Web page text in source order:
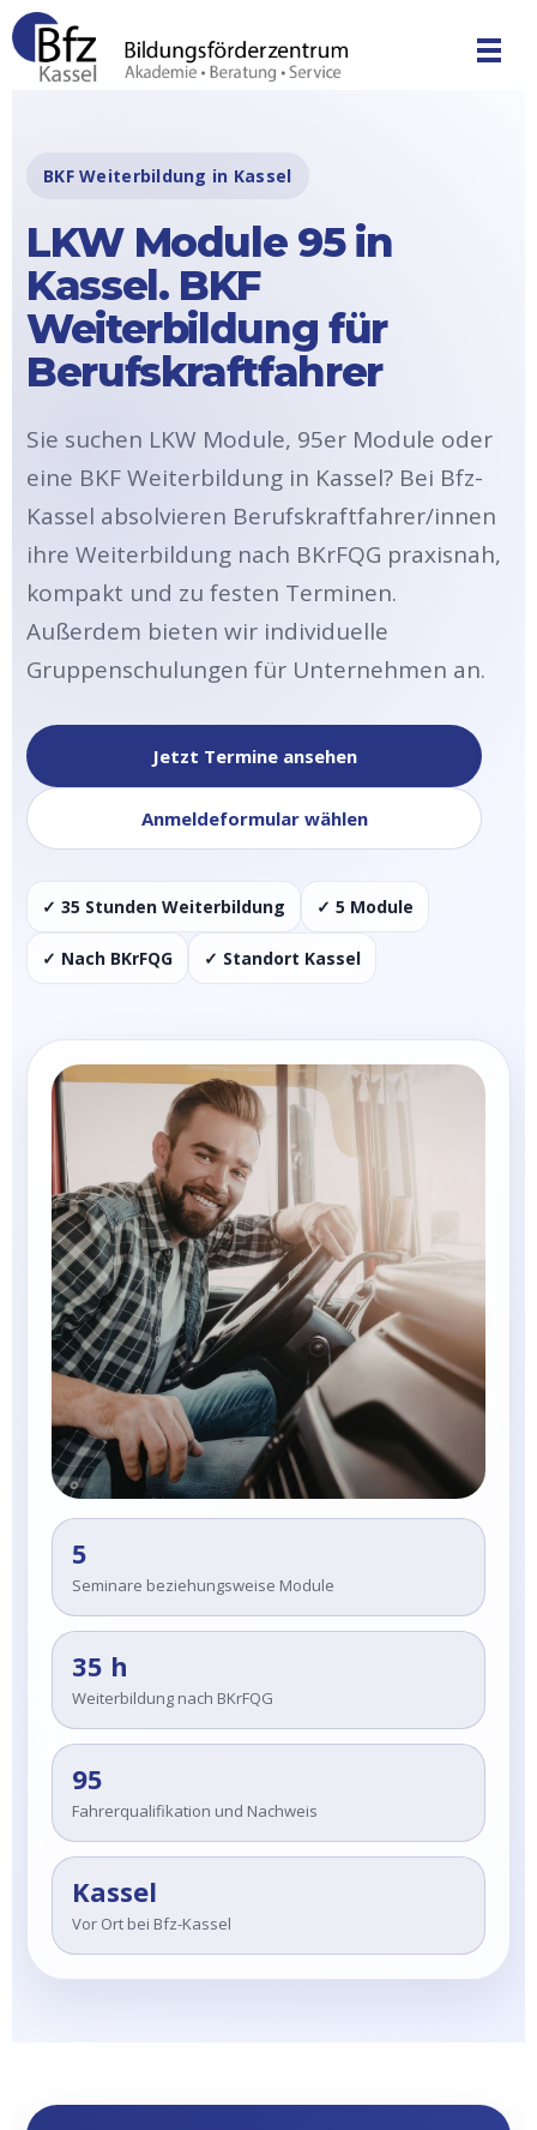
BKF Weiterbildung in Kassel
LKW Module 95 in
Kassel. BKF
Weiterbildung für
Berufskraftfahrer
Sie suchen LKW Module, 95er Module oder
eine BKF Weiterbildung in Kassel? Bei Bfz-
Kassel absolvieren Berufskraftfahrer/innen
ihre Weiterbildung nach BKrFQG praxisnah,
kompakt und zu festen Terminen.
Außerdem bieten wir individuelle
Gruppenschulungen für Unternehmen an.
Jetzt Termine ansehen
Anmeldeformular wählen
✓ 35 Stunden Weiterbildung ✓ 5 Module
✓ Nach BKrFQG ✓ Standort Kassel
5
Seminare beziehungsweise Module
35 h
Weiterbildung nach BKrFQG
95
Fahrerqualifikation und Nachweis
Kassel
Vor Ort bei Bfz-Kassel